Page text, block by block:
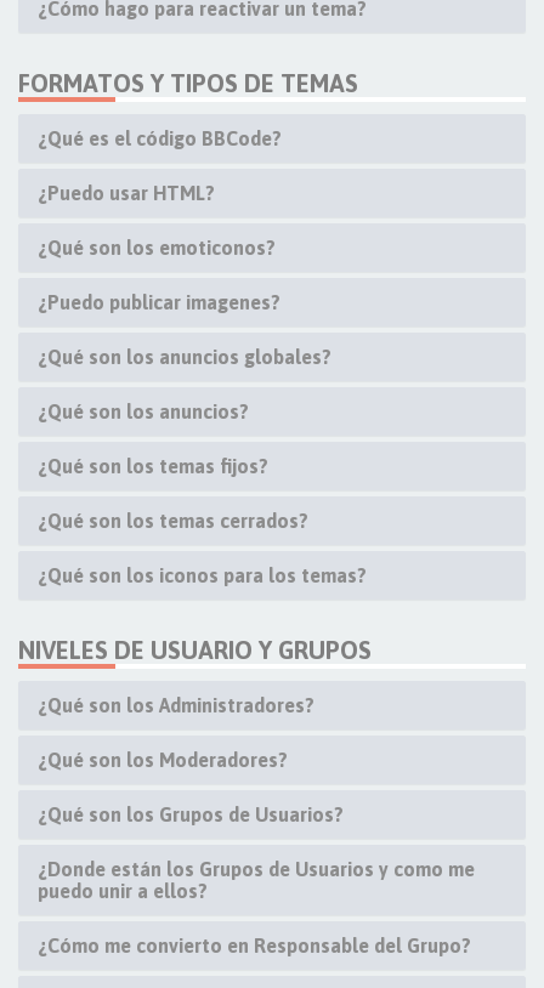
¿Cómo hago para reactivar un tema?
FORMATOS Y TIPOS DE TEMAS
¿Qué es el código BBCode?
¿Puedo usar HTML?
¿Qué son los emoticonos?
¿Puedo publicar imagenes?
¿Qué son los anuncios globales?
¿Qué son los anuncios?
¿Qué son los temas fijos?
¿Qué son los temas cerrados?
¿Qué son los iconos para los temas?
NIVELES DE USUARIO Y GRUPOS
¿Qué son los Administradores?
¿Qué son los Moderadores?
¿Qué son los Grupos de Usuarios?
¿Donde están los Grupos de Usuarios y como me
puedo unir a ellos?
¿Cómo me convierto en Responsable del Grupo?